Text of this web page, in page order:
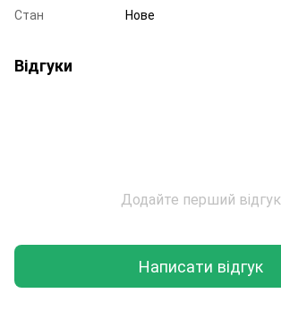
Стан
Нове
Відгуки
Додайте перший відгук
Написати відгук